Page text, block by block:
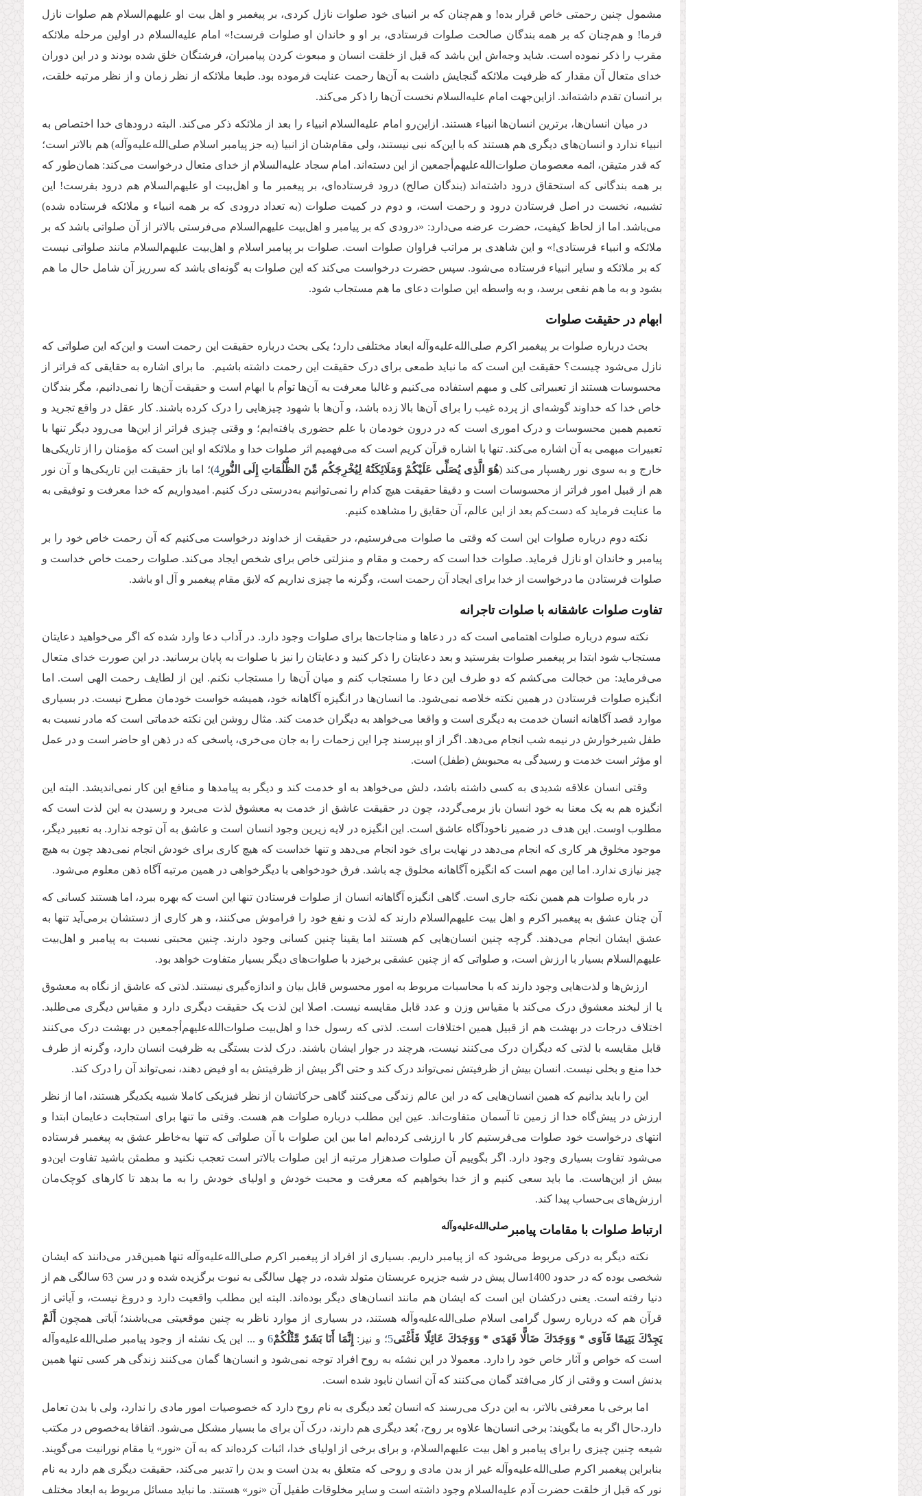
مشمول چنین رحمتی خاص قرار بده! و هم‌چنان که بر انبیای خود صلوات نازل کردی، بر پیغمبر و اهل بیت او علیهم‌السلام هم صلوات نازل
فرما! و هم‌چنان که بر همه بندگان صالحت صلوات فرستادی، بر او و خاندان او صلوات فرست!» امام علیه‌السلام در اولین مرحله ملائکه
مقرب را ذکر نموده است. شاید وجه‌اش این باشد که قبل از خلقت انسان و مبعوث کردن پیامبران، فرشتگان خلق شده بودند و در این دوران
خدای متعال آن‌ مقدار که ظرفیت ملائکه گنجایش داشت به آن‌ها رحمت عنایت فرموده بود. طبعا ملائکه از نظر زمان و از نظر مرتبه خلقت،
بر انسان تقدم داشته‌اند. ازاین‌جهت امام علیه‌السلام نخست آن‌ها را ذکر می‌کند.
در میان انسان‌ها، برترین انسان‌ها انبیاء هستند. ازاین‌رو امام علیه‌السلام انبیاء را بعد از ملائکه ذکر می‌کند. البته درودهای خدا اختصاص به
انبیاء ندارد و انسان‌های دیگری هم هستند که با این‌که نبی نیستند، ولی مقام‌شان از انبیا (به جز پیامبر اسلام صلی‌الله‌علیه‌وآله) هم بالاتر است؛
که قدر متیقن، ائمه معصومان صلوات‌الله‌علیهم‌أجمعین از این دسته‌اند. امام سجاد علیه‌السلام از خدای متعال درخواست می‌کند: همان‌طور که
بر همه بندگانی که استحقاق درود داشته‌اند (بندگان صالح) درود فرستاده‌ای، بر پیغمبر ما و اهل‌بیت او علیهم‌السلام هم درود بفرست! این
تشبیه، نخست در اصل فرستادن درود و رحمت است، و دوم در کمیت صلوات (به تعداد درودی که بر همه انبیاء و ملائکه فرستاده شده)
می‌باشد. اما از لحاظ کیفیت، حضرت عرضه می‌دارد: «درودی که بر پیامبر و اهل‌بیت علیهم‌السلام می‌فرستی بالاتر از آن صلواتی باشد که بر
ملائکه و انبیاء فرستادی!» و این شاهدی بر مراتب فراوان صلوات است. صلوات بر پیامبر اسلام و اهل‌بیت علیهم‌السلام مانند صلواتی نیست
که بر ملائکه و سایر انبیاء فرستاده می‌شود. سپس حضرت درخواست می‌کند که این صلوات به گونه‌ای باشد که سرریز آن شامل حال ما هم
بشود و به ما هم نفعی برسد، و به واسطه این صلوات دعای ما هم مستجاب شود.
ابهام در حقیقت صلوات
بحث درباره صلوات بر پیغمبر اکرم صلی‌الله‌علیه‌وآله ابعاد مختلفی دارد؛ یکی بحث درباره حقیقت این رحمت است و این‌که این صلواتی که
نازل می‌شود چیست؟ حقیقت این است که ما نباید طمعی برای درک حقیقت این رحمت داشته باشیم. ما برای اشاره به حقایقی که فراتر از
محسوسات هستند از تعبیراتی کلی و مبهم استفاده می‌کنیم و غالبا معرفت به آن‌ها توأم با ابهام است و حقیقت آن‌ها را نمی‌دانیم، مگر بندگان
خاص خدا که خداوند گوشه‌ای از پرده غیب را برای آن‌ها بالا زده باشد، و آن‌ها با شهود چیزهایی را درک کرده باشند. کار عقل در واقع تجرید و
تعمیم همین محسوسات و درک اموری است که در درون خودمان با علم حضوری یافته‌ایم؛ و وقتی چیزی فراتر از این‌ها می‌رود دیگر تنها با
تعبیرات مبهمی به آن اشاره می‌کند. تنها با اشاره قرآن کریم است که می‌فهمیم اثر صلوات خدا و ملائکه او این است که مؤمنان را از تاریکی‌ها
خارج و به سوی نور رهسپار می‌کند (هُوَ الَّذِی یُصَلِّی عَلَیْكُمْ وَمَلَائِكَتُهُ لِیُخْرِجَكُم مِّنَ الظُّلُمَاتِ إِلَى النُّورِ4)؛ اما باز حقیقت این تاریکی‌ها و آن نور
هم از قبیل امور فراتر از محسوسات است و دقیقا حقیقت هیچ کدام را نمی‌توانیم به‌درستی درک کنیم. امیدواریم که خدا معرفت و توفیقی به
ما عنایت فرماید که دست‌کم بعد از این عالم، آن حقایق را مشاهده کنیم.
نکته دوم درباره صلوات این است که وقتی ما صلوات می‌فرستیم، در حقیقت از خداوند درخواست می‌کنیم که آن رحمت خاص خود را بر
پیامبر و خاندان او نازل فرماید. صلوات خدا است که رحمت و مقام و منزلتی خاص برای شخص ایجاد می‌کند. صلوات رحمت خاص خداست و
صلوات فرستادن ما درخواست از خدا برای ایجاد آن رحمت است، وگرنه ما چیزی نداریم که لایق مقام پیغمبر و آل او باشد.
تفاوت صلوات عاشقانه با صلوات تاجرانه
نکته سوم درباره صلوات اهتمامی است که در دعاها و مناجات‌ها برای صلوات وجود دارد. در آداب دعا وارد شده که اگر می‌خواهید دعایتان
مستجاب شود ابتدا بر پیغمبر صلوات بفرستید و بعد دعایتان را ذکر کنید و دعایتان را نیز با صلوات به پایان برسانید. در این صورت خدای متعال
می‌فرماید: من خجالت می‌کشم که دو طرف این دعا را مستجاب کنم و میان آن‌ها را مستجاب نکنم. این از لطایف رحمت الهی است. اما
انگیزه صلوات فرستادن در همین نکته خلاصه نمی‌شود. ما انسان‌ها در انگیزه آگاهانه خود، همیشه خواست خودمان مطرح نیست. در بسیاری
موارد قصد آگاهانه انسان خدمت به دیگری است و واقعا می‌خواهد به دیگران خدمت کند. مثال روشن این نکته خدماتی است که مادر نسبت به
طفل شیرخوارش در نیمه شب انجام می‌دهد. اگر از او بپرسند چرا این زحمات را به جان می‌خری، پاسخی که در ذهن او حاضر است و در عمل
او مؤثر است خدمت و رسیدگی به محبوبش (طفل) است.
وقتی انسان علاقه شدیدی به کسی داشته باشد، دلش می‌خواهد به او خدمت کند و دیگر به پیامدها و منافع این کار نمی‌اندیشد. البته این
انگیزه هم به یک معنا به خود انسان باز برمی‌گردد، چون در حقیقت عاشق از خدمت به معشوق لذت می‌برد و رسیدن به این لذت است که
مطلوب اوست. این هدف در ضمیر ناخودآگاه عاشق است. این انگیزه در لایه زیرین وجود انسان است و عاشق به آن توجه ندارد. به تعبیر دیگر،
موجود مخلوق هر کاری که انجام می‌دهد در نهایت برای خود انجام می‌دهد و تنها خداست که هیچ کاری برای خودش انجام نمی‌دهد چون به هیچ
چیز نیازی ندارد. اما این مهم است که انگیزه آگاهانه مخلوق چه باشد. فرق خودخواهی با دیگرخواهی در همین مرتبه آگاه ذهن معلوم می‌شود.
در باره صلوات هم همین نکته جاری است. گاهی انگیزه آگاهانه انسان از صلوات فرستادن تنها این است که بهره ببرد، اما هستند کسانی که
آن چنان عشق به پیغمبر اکرم و اهل بیت علیهم‌السلام دارند که لذت و نفع خود را فراموش می‌کنند، و هر کاری از دستشان برمی‌آید تنها به
عشق ایشان انجام می‌دهند. گرچه چنین انسان‌هایی کم هستند اما یقینا چنین کسانی وجود دارند. چنین محبتی نسبت به پیامبر و اهل‌بیت
علیهم‌السلام بسیار با ارزش است، و صلواتی که از چنین عشقی برخیزد با صلوات‌های دیگر بسیار متفاوت خواهد بود.
ارزش‌ها و لذت‌هایی وجود دارند که با محاسبات مربوط به امور محسوس قابل بیان و اندازه‌گیری نیستند. لذتی که عاشق از نگاه به معشوق
یا از لبخند معشوق درک می‌کند با مقیاس وزن و عدد قابل مقایسه نیست. اصلا این لذت یک حقیقت دیگری دارد و مقیاس دیگری می‌طلبد.
اختلاف درجات در بهشت هم از قبیل همین اختلافات است. لذتی که رسول خدا و اهل‌بیت صلوات‌الله‌علیهم‌أجمعین در بهشت درک می‌کنند
قابل مقایسه با لذتی که دیگران درک می‌کنند نیست، هرچند در جوار ایشان باشند. درک لذت بستگی به ظرفیت انسان دارد، وگرنه از طرف
خدا منع و بخلی نیست. انسان بیش از ظرفیتش نمی‌تواند درک کند و حتی اگر بیش از ظرفیتش به او فیض دهند، نمی‌تواند آن را درک کند.
این را باید بدانیم که همین انسان‌هایی که در این عالم زندگی می‌‌کنند گاهی حرکاتشان از نظر فیزیکی کاملا شبیه یکدیگر هستند، اما از نظر
ارزش در پیش‌گاه خدا از زمین تا آسمان متفاوت‌اند. عین این مطلب درباره صلوات هم هست. وقتی ما تنها برای استجابت دعایمان ابتدا و
انتهای درخواست خود صلوات می‌فرستیم کار با ارزشی کرده‌ایم اما بین این صلوات با آن صلواتی که تنها ‌به‌خاطر عشق به پیغمبر فرستاده
می‌شود تفاوت بسیاری وجود دارد. اگر بگوییم آن صلوات صدهزار مرتبه از این صلوات بالاتر است تعجب نکنید و مطمئن باشید تفاوت این‌دو
بیش از این‌هاست. ما باید سعی کنیم و از خدا بخواهیم که معرفت و محبت خودش و اولیای خودش را به ما بدهد تا کارهای کوچک‌مان
ارزش‌های بی‌حساب پیدا کند.
ارتباط صلوات با مقامات پیامبر‌صلی‌الله‌علیه‌وآله
نکته دیگر به درکی مربوط می‌شود که از پیامبر داریم. بسیاری از افراد از پیغمبر اکرم صلی‌الله‌علیه‌وآله تنها همین‌قدر می‌دانند که ایشان
شخصی بوده که در حدود 1400سال پیش در شبه جزیره عربستان متولد شده، در چهل سالگی به نبوت برگزیده شده و در سن 63 سالگی هم از
دنیا رفته است. یعنی درکشان این است که ایشان هم مانند انسان‌های دیگر بوده‌اند. البته این مطلب واقعیت دارد و دروغ نیست، و آیاتی از
قرآن هم که درباره رسول گرامی اسلام صلی‌الله‌علیه‌وآله هستند، در بسیاری از موارد ناظر به چنین موقعیتی می‌باشند؛ آیاتی همچون
أَلَمْ
یَجِدْكَ یَتِیمًا فَآوَى * وَوَجَدَكَ ضَالًّا فَهَدَى * وَوَجَدَكَ عَائِلًا فَأَغْنَى5؛ و نیز: إِنَّمَا أَنَا بَشَرٌ مِّثْلُكُمْ6 و ... این یک نشئه از وجود پیامبر صلی‌الله‌علیه‌وآله
است که خواص و آثار خاص خود را دارد. معمولا در این نشئه به روح افراد توجه نمی‌شود و انسان‌ها گمان می‌کنند زندگی هر کسی تنها همین
بدنش است و وقتی از کار می‌افتد گمان می‌کنند که آن انسان نابود شده است.
اما برخی با معرفتی بالاتر، به این درک می‌رسند که انسان بُعد دیگری به نام روح دارد که خصوصیات امور مادی را ندارد، ولی با بدن تعامل
دارد.حال اگر به ما بگویند: برخی انسان‌ها علاوه بر روح، بُعد دیگری هم دارند، درک آن برای ما بسیار مشکل می‌شود. اتفاقا به‌خصوص در مکتب
شیعه چنین چیزی را برای پیامبر و اهل بیت علیهم‌السلام، و برای برخی از اولیای خدا، اثبات کرده‌اند که به آن «نور» یا مقام نورانیت می‌گویند.
بنابراین پیغمبر اکرم صلی‌الله‌علیه‌وآله غیر از بدن مادی و روحی که متعلق به بدن است و بدن را تدبیر می‌‌کند، حقیقت دیگری هم دارد به نام
نور که قبل از خلقت حضرت آدم علیه‌السلام وجود داشته است و سایر مخلوقات طفیل آن «نور» هستند. ما نباید مسائل مربوط به ابعاد مختلف